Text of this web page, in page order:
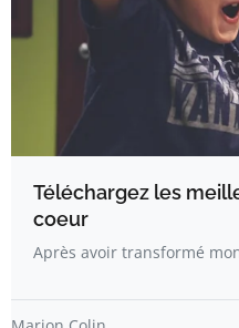
Téléchargez les
coeur
Après avoir transformé